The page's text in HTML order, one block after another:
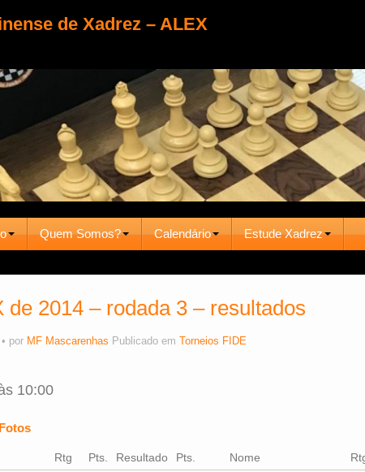
de Xadrez – ALEX
Quem Somos? Calendário Estude Xadrez
de 2014 – rodada 3 – resultados
por MF Mascarenhas Publicado em Torneios FIDE
10:00
Rtg Pts. Resultado Pts. Nome